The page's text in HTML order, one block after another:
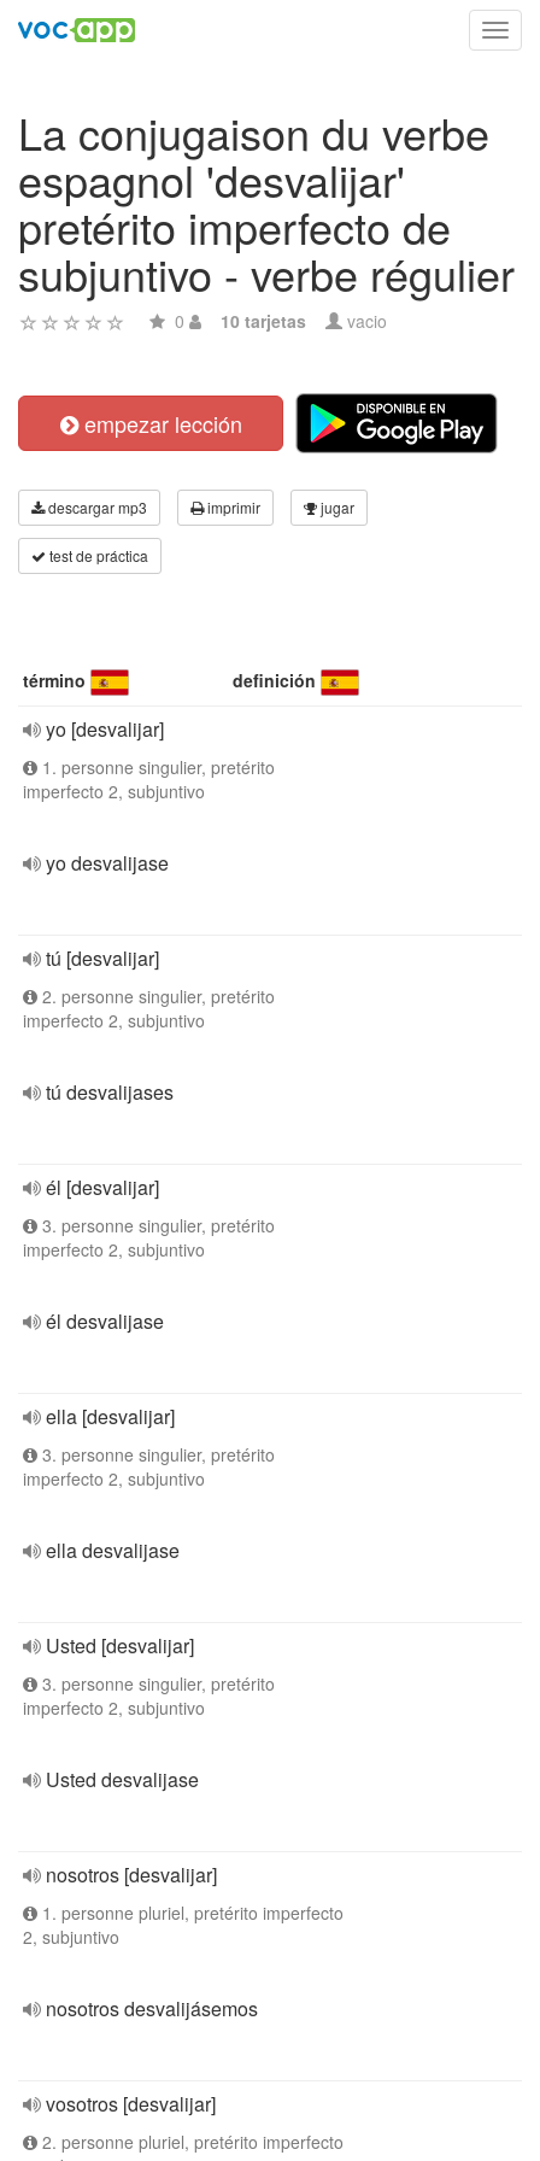
La conjugaison du verbe
espagnol 'desvalijar'
pretérito imperfecto de
subjuntivo - verbe régulier
0 10 tarjetas vacio
empezar lección
descargar mp3 imprimir jugar
test de práctica
término definición
yo [desvalijar]
1. personne singulier, pretérito
imperfecto 2, subjuntivo
yo desvalijase
tú [desvalijar]
2. personne singulier, pretérito
imperfecto 2, subjuntivo
tú desvalijases
él [desvalijar]
3. personne singulier, pretérito
imperfecto 2, subjuntivo
él desvalijase
ella [desvalijar]
3. personne singulier, pretérito
imperfecto 2, subjuntivo
ella desvalijase
Usted [desvalijar]
3. personne singulier, pretérito
imperfecto 2, subjuntivo
Usted desvalijase
nosotros [desvalijar]
1. personne pluriel, pretérito imperfecto
2, subjuntivo
nosotros desvalijásemos
vosotros [desvalijar]
2. personne pluriel, pretérito imperfecto